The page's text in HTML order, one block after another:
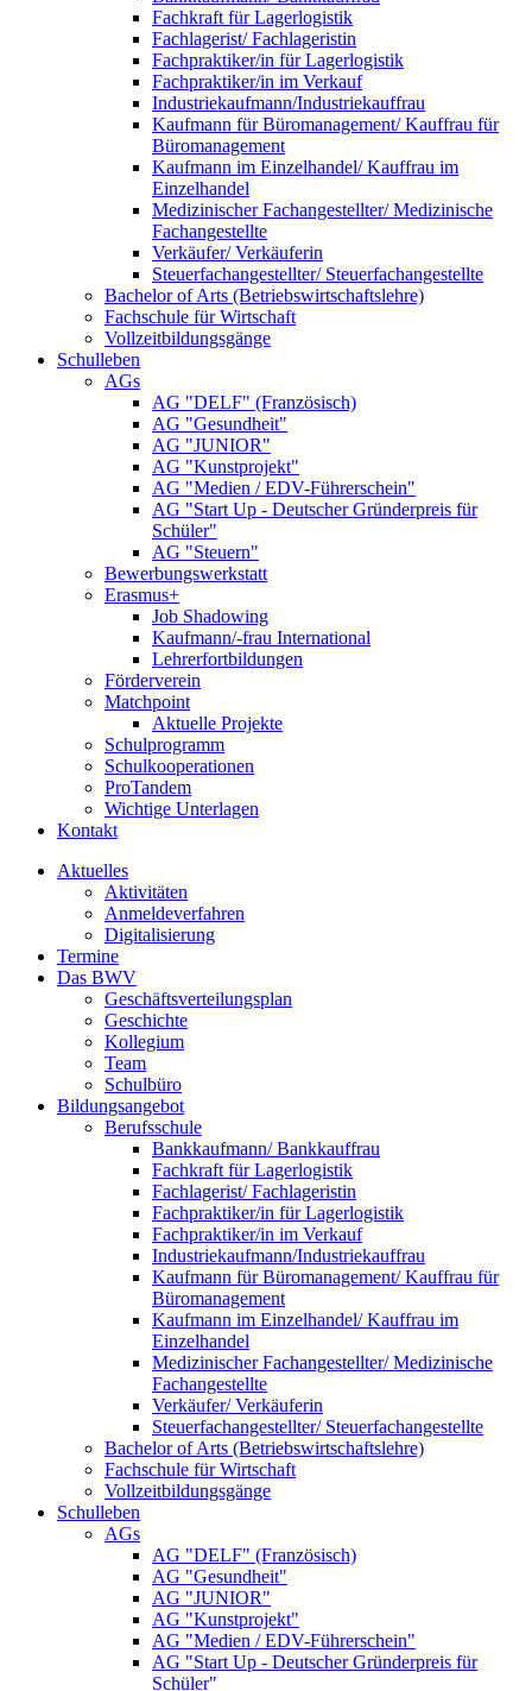
Fachkraft für Lagerlogistik
Fachlagerist/ Fachlageristin
Fachpraktiker/in für Lagerlogistik
Fachpraktiker/in im Verkauf
Industriekaufmann/Industriekauffrau
Kaufmann für Büromanagement/ Kauffrau für
Büromanagement
Kaufmann im Einzelhandel/ Kauffrau im
Einzelhandel
Medizinischer Fachangestellter/ Medizinische
Fachangestellte
Verkäufer/ Verkäuferin
Steuerfachangestellter/ Steuerfachangestellte
Bachelor of Arts (Betriebswirtschaftslehre)
Fachschule für Wirtschaft
Vollzeitbildungsgänge
Schulleben
AGs
AG "DELF" (Französisch)
AG "Gesundheit"
AG "JUNIOR"
AG "Kunstprojekt"
AG "Medien / EDV-Führerschein"
AG "Start Up - Deutscher Gründerpreis für
Schüler"
AG "Steuern"
Bewerbungswerkstatt
Erasmus+
Job Shadowing
Kaufmann/-frau International
Lehrerfortbildungen
Förderverein
Matchpoint
Aktuelle Projekte
Schulprogramm
Schulkooperationen
ProTandem
Wichtige Unterlagen
Kontakt
Aktuelles
Aktivitäten
Anmeldeverfahren
Digitalisierung
Termine
Das BWV
Geschäftsverteilungsplan
Geschichte
Kollegium
Team
Schulbüro
Bildungsangebot
Berufsschule
Bankkaufmann/ Bankkauffrau
Fachkraft für Lagerlogistik
Fachlagerist/ Fachlageristin
Fachpraktiker/in für Lagerlogistik
Fachpraktiker/in im Verkauf
Industriekaufmann/Industriekauffrau
Kaufmann für Büromanagement/ Kauffrau für
Büromanagement
Kaufmann im Einzelhandel/ Kauffrau im
Einzelhandel
Medizinischer Fachangestellter/ Medizinische
Fachangestellte
Verkäufer/ Verkäuferin
Steuerfachangestellter/ Steuerfachangestellte
Bachelor of Arts (Betriebswirtschaftslehre)
Fachschule für Wirtschaft
Vollzeitbildungsgänge
Schulleben
AGs
AG "DELF" (Französisch)
AG "Gesundheit"
AG "JUNIOR"
AG "Kunstprojekt"
AG "Medien / EDV-Führerschein"
AG "Start Up - Deutscher Gründerpreis für
Schüler"